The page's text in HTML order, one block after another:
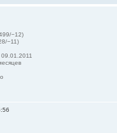
−12)
−11)
09.01.2011
сообщение